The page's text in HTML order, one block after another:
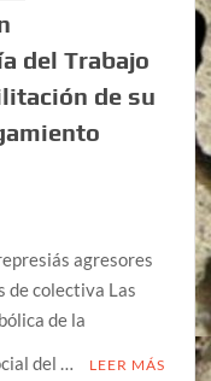
del Trabajo
de su
agresores
de colectiva Las
de la
del …
LEER MÁS